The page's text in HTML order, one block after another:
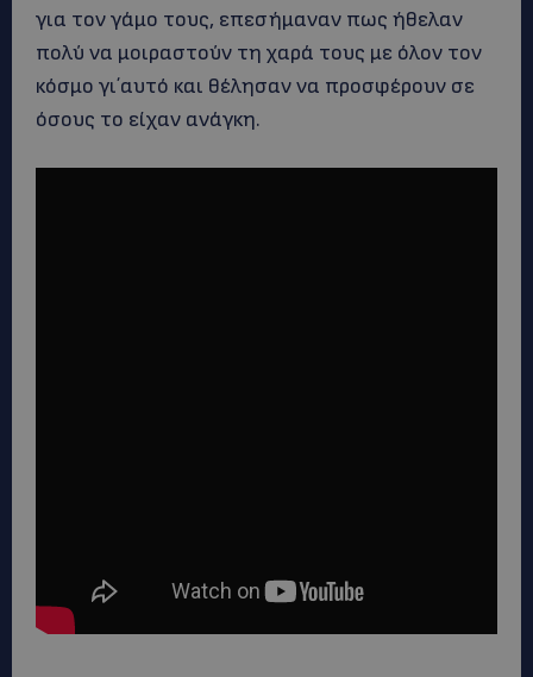
για τον γάμο τους, επεσήμαναν πως ήθελαν
πολύ να μοιραστούν τη χαρά τους με όλον τον
κόσμο γι΄αυτό και θέλησαν να προσφέρουν σε
όσους το είχαν ανάγκη.